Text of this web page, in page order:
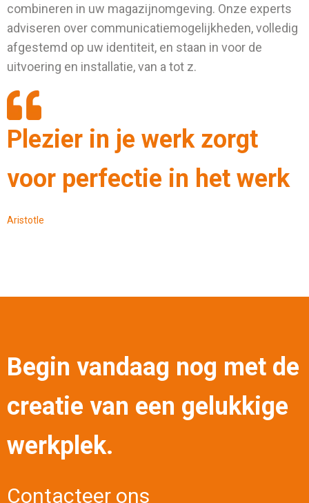
combineren in uw magazijnomgeving. Onze experts
adviseren over communicatiemogelijkheden, volledig
afgestemd op uw identiteit, en staan in voor de
uitvoering en installatie, van a tot z.
Plezier in je werk zorgt
voor perfectie in het werk
Aristotle
Begin vandaag nog met de
creatie van een gelukkige
werkplek.
Contacteer ons